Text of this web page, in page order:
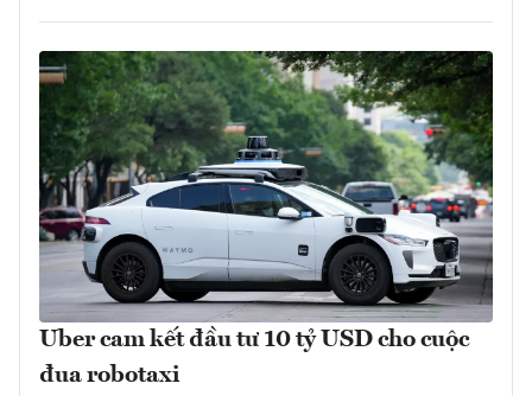
Uber cam kết đầu tư 10 tỷ USD cho cuộc
đua robotaxi